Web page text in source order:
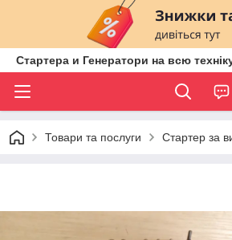
Стартера и Генератори на всю
Товари та послуги Стартер за